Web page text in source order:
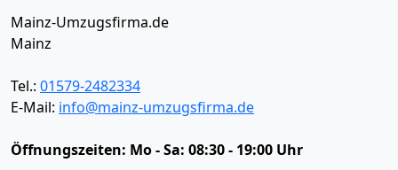
Mainz-Umzugsfirma.de
Mainz
Tel.: 01579-2482334
E-Mail: info@mainz-umzugsfirma.de
Öffnungszeiten: Mo - Sa: 08:30 - 19:00 Uhr